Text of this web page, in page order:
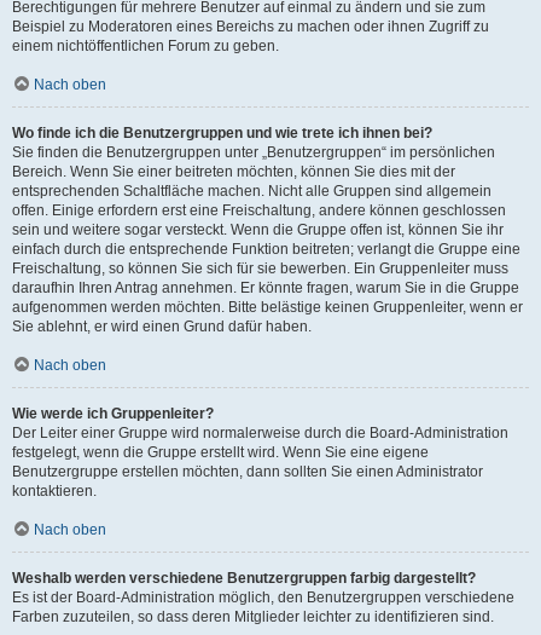
Berechtigungen für mehrere Benutzer auf einmal zu ändern und sie zum
Beispiel zu Moderatoren eines Bereichs zu machen oder ihnen Zugriff zu
einem nichtöffentlichen Forum zu geben.
Nach oben
Wo finde ich die Benutzergruppen und wie trete ich ihnen bei?
Sie finden die Benutzergruppen unter „Benutzergruppen“ im persönlichen
Bereich. Wenn Sie einer beitreten möchten, können Sie dies mit der
entsprechenden Schaltfläche machen. Nicht alle Gruppen sind allgemein
offen. Einige erfordern erst eine Freischaltung, andere können geschlossen
sein und weitere sogar versteckt. Wenn die Gruppe offen ist, können Sie ihr
einfach durch die entsprechende Funktion beitreten; verlangt die Gruppe eine
Freischaltung, so können Sie sich für sie bewerben. Ein Gruppenleiter muss
daraufhin Ihren Antrag annehmen. Er könnte fragen, warum Sie in die Gruppe
aufgenommen werden möchten. Bitte belästige keinen Gruppenleiter, wenn er
Sie ablehnt, er wird einen Grund dafür haben.
Nach oben
Wie werde ich Gruppenleiter?
Der Leiter einer Gruppe wird normalerweise durch die Board-Administration
festgelegt, wenn die Gruppe erstellt wird. Wenn Sie eine eigene
Benutzergruppe erstellen möchten, dann sollten Sie einen Administrator
kontaktieren.
Nach oben
Weshalb werden verschiedene Benutzergruppen farbig dargestellt?
Es ist der Board-Administration möglich, den Benutzergruppen verschiedene
Farben zuzuteilen, so dass deren Mitglieder leichter zu identifizieren sind.